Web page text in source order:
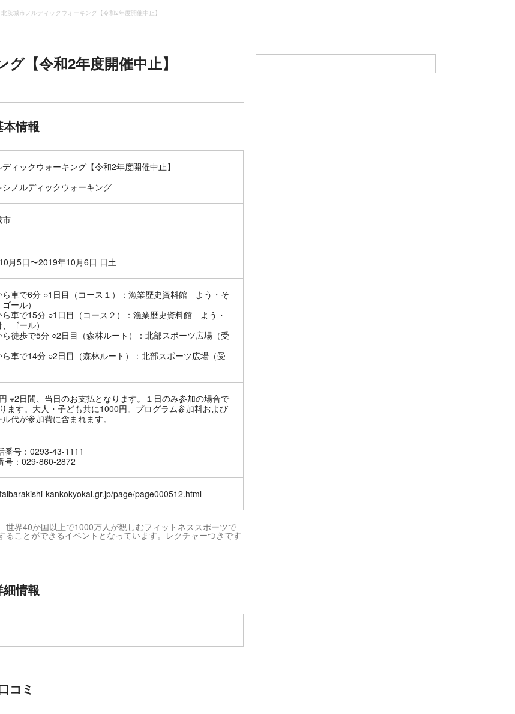
北茨城市ノルディックウォーキング【令和2年度開催中止】
【令和2年度開催中止】
本情報
ィックウォーキング【令和2年度開催中止】
ノルディックウォーキング
市
月5日〜2019年10月6日 日土
ら車で6分 ○1日目（コース１）：漁業歴史資料館 よう・そ
ール）
ら車で15分 ○1日目（コース２）：漁業歴史資料館 よう・
ゴール）
ら徒歩で5分 ○2日目（森林ルート）：北部スポーツ広場（受
ら車で14分 ○2日目（森林ルート）：北部スポーツ広場（受
※2日間、当日のお支払となります。１日のみ参加の場合で
ます。大人・子ども共に1000円。プログラム参加料および
代が参加費に含まれます。
番号：0293-43-1111
号：029-860-2872
kankokyokai.gr.jp/page/page000512.html
世界40か国以上で1000万人が親しむフィットネススポーツで
ことができるイベントとなっています。レクチャーつきです
細情報
コミ